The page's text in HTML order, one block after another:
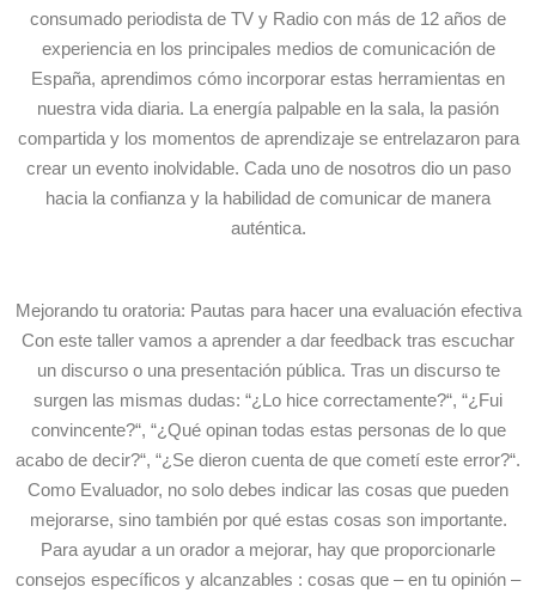
consumado periodista de TV y Radio con más de 12 años de
experiencia en los principales medios de comunicación de
España, aprendimos cómo incorporar estas herramientas en
nuestra vida diaria. La energía palpable en la sala, la pasión
compartida y los momentos de aprendizaje se entrelazaron para
crear un evento inolvidable. Cada uno de nosotros dio un paso
hacia la confianza y la habilidad de comunicar de manera
auténtica.
Mejorando tu oratoria: Pautas para hacer una evaluación efectiva
Con este taller vamos a aprender a dar feedback tras escuchar
un discurso o una presentación pública. Tras un discurso te
surgen las mismas dudas: “¿Lo hice correctamente?“, “¿Fui
convincente?“, “¿Qué opinan todas estas personas de lo que
acabo de decir?“, “¿Se dieron cuenta de que cometí este error?“.
Como Evaluador, no solo debes indicar las cosas que pueden
mejorarse, sino también por qué estas cosas son importante.
Para ayudar a un orador a mejorar, hay que proporcionarle
consejos específicos y alcanzables : cosas que – en tu opinión –